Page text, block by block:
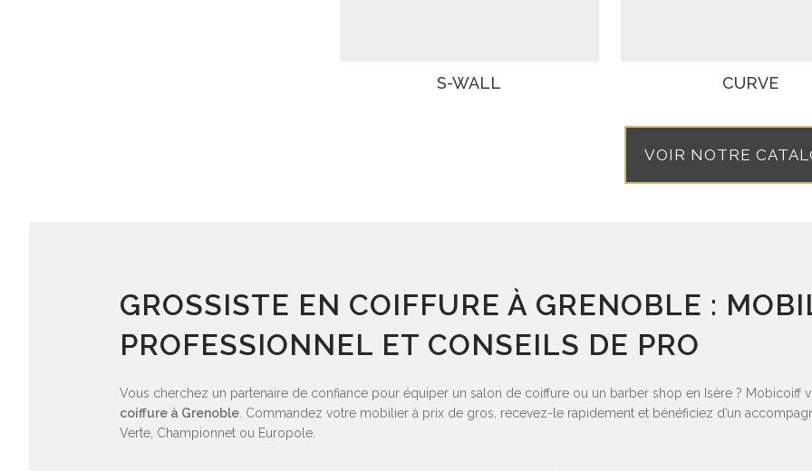
S-WALL CURVE
VOIR NOTRE
GROSSISTE EN COIFFURE À GRENOBLE :
PROFESSIONNEL ET CONSEILS DE PRO
Vous cherchez un partenaire de confiance pour équiper un salon de coiffure ou un barber shop en Isère ? Mobicoiff
coiffure à Grenoble. Commandez votre mobilier à prix de gros, recevez-le rapidement et bénéficiez d’un
Verte, Championnet ou Europole.